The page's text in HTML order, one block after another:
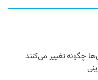
چگونه تغییر می‌کنند